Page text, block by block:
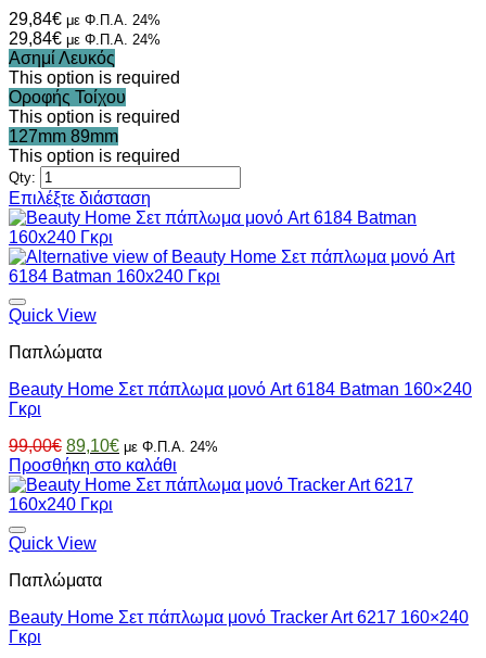
στη
σελίδα
προϊόντος
29,84€ με Φ.Π.Α. 24%
29,84€ με Φ.Π.Α. 24%
Ασημί Λευκός
This option is required
Οροφής Τοίχου
This option is required
127mm 89mm
This option is required
Qty:
Επιλέξτε διάσταση
το
έχει
πολλαπλές
επιλεγούν
του
προϊόντος
Quick View
Παπλώματα
Beauty Home Σετ πάπλωμα μονό Art 6184 Batman 160×240
Γκρι
99,00€ Original
price
was:
99,00€.
89,10€Η
τρέχουσα
τιμή
με Φ.Π.Α. 24%
Προσθήκη στο καλάθι
Quick View
Παπλώματα
Beauty Home Σετ πάπλωμα μονό Tracker Art 6217 160×240
Γκρι